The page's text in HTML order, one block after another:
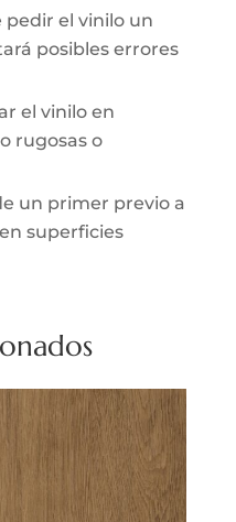
pedir el vinilo un
posibles errores
el vinilo en
rugosas o
un primer previo a
superficies